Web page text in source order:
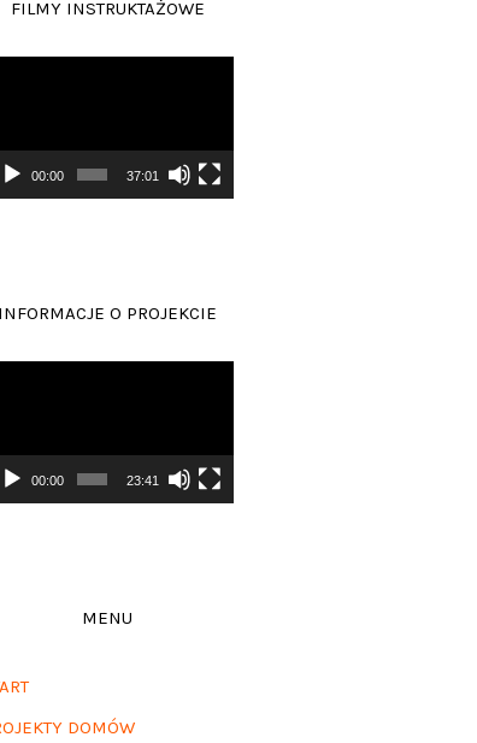
FILMY INSTRUKTAŻOWE
00:00 37:01
INFORMACJE O PROJEKCIE
00:00 23:41
MENU
DOMÓW